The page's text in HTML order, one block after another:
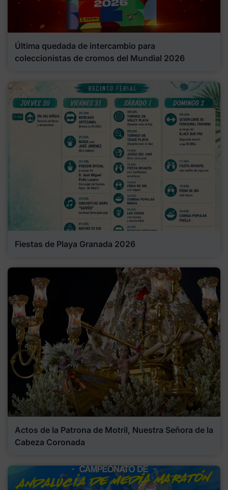
Última quedada de intercambio para
coleccionistas de cromos del Mundial 2026
Fiestas de Playa Granada 2026
Actos de la Patrona de Motril, Nuestra Señora de la
Cabeza Coronada